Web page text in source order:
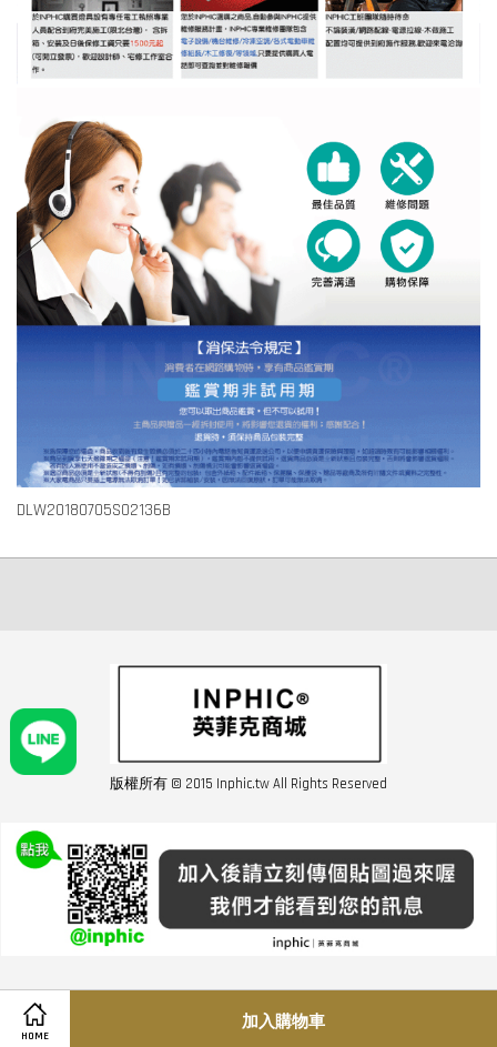
HOME
加入購物車
DLW20180705S02136B
版權所有 © 2015 Inphic.tw All Rights Reserved
友站連結inphic營業設備
聯絡我們 02-28852016 如遇商品缺貨或數量不足請與客服聯繫
服務條款| |經營者資訊|